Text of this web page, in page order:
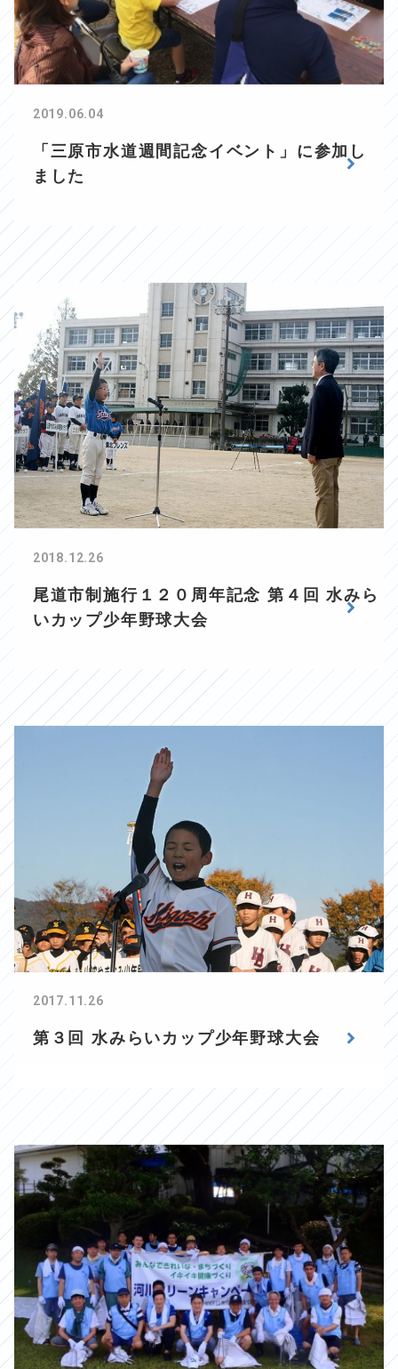
2019.06.04
「三原市水道週間記念イベント」に参加し
ました
2018.12.26
尾道市制施行１２０周年記念 第４回 水みら
いカップ少年野球大会
2017.11.26
第３回 水みらいカップ少年野球大会